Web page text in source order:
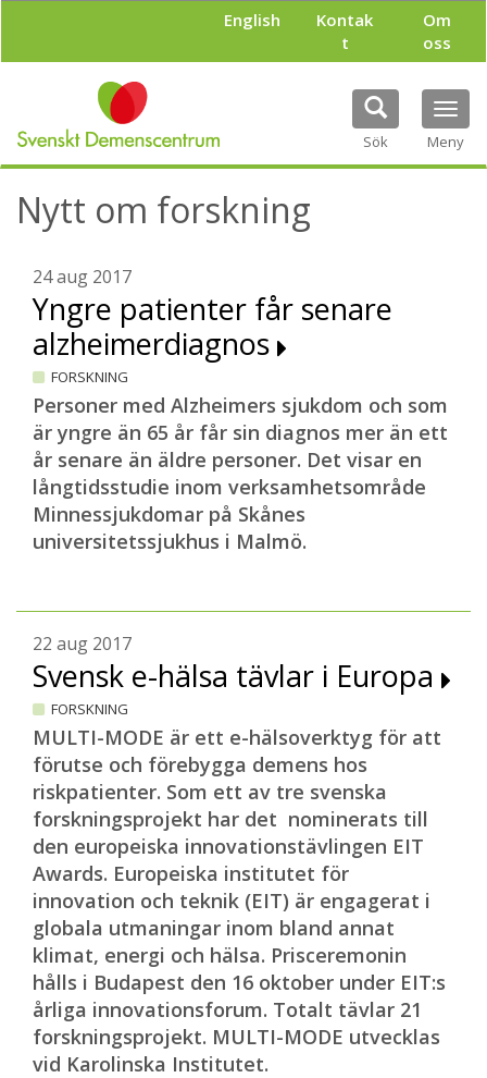
l
English
Kontak
t
Om
oss
Sök Meny
Nytt om forskning
24 aug 2017
Yngre patienter får senare
alzheimerdiagnos
FORSKNING
Personer med Alzheimers sjukdom och som
är yngre än 65 år får sin diagnos mer än ett
år senare än äldre personer. Det visar en
långtidsstudie inom verksamhetsområde
Minnessjukdomar på Skånes
universitetssjukhus i Malmö.
22 aug 2017
Svensk e-hälsa tävlar i Europa
FORSKNING
MULTI-MODE är ett e-hälsoverktyg för att
förutse och förebygga demens hos
riskpatienter. Som ett av tre svenska
forskningsprojekt har det nominerats till
den europeiska innovationstävlingen EIT
Awards. Europeiska institutet för
innovation och teknik (EIT) är engagerat i
globala utmaningar inom bland annat
klimat, energi och hälsa. Prisceremonin
hålls i Budapest den 16 oktober under EIT:s
årliga innovationsforum. Totalt tävlar 21
forskningsprojekt. MULTI-MODE utvecklas
vid Karolinska Institutet.